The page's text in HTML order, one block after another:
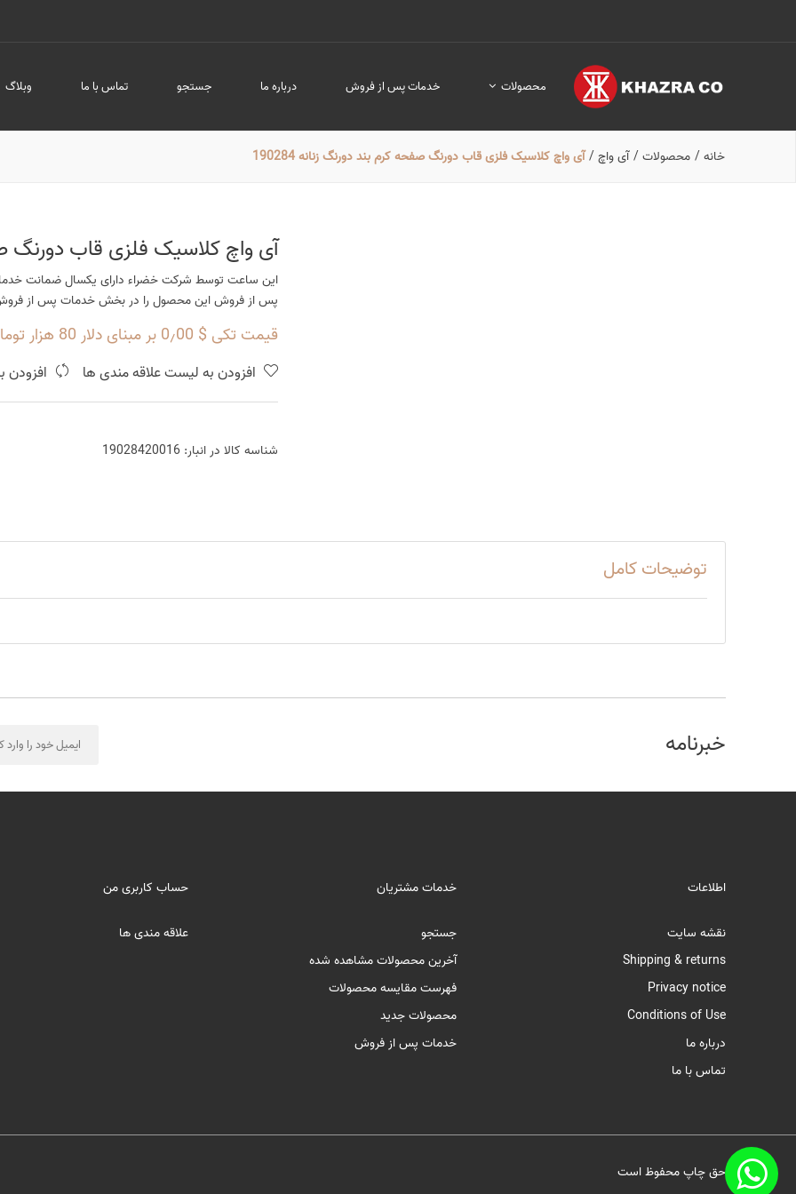
محصولات خدمات پس از فروش درباره ما جستجو تماس با ما وبلاگ
خانه/ محصولات/ آی واچ/ آی واچ کلاسیک فلزی قاب دورنگ صفحه کرم بند دورنگ زنانه 190284
آی واچ کلاسیک فلزی قاب دورنگ
این ساعت توسط شرکت خضراء دارای یکسال ضمانت
پس از فروش این محصول را در بخش خدمات پس از فروش
قیمت تکی $ 0٫00 بر مبنای دلار 80 هزار تومان
افزودن به لیست علاقه مندی ها
شناسه کالا در انبار: 19028420016
توضیحات کامل
خبرنامه
اطلاعات
نقشه سایت
Shipping & returns
Privacy notice
Conditions of Use
درباره ما
تماس با ما
خدمات مشتریان
جستجو
آخرین محصولات مشاهده شده
فهرست مقایسه محصولات
محصولات جدید
خدمات پس از فروش
حساب کاربری من
علاقه مندی ها
حق چاپ محفوظ است